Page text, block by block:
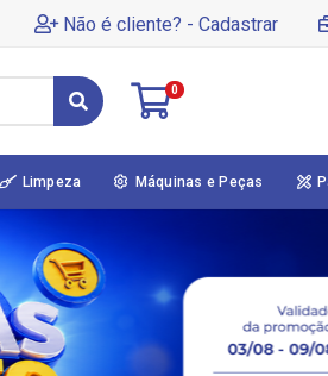
Não é cliente? - Cadastrar
0
Limpeza Máquinas e Peças